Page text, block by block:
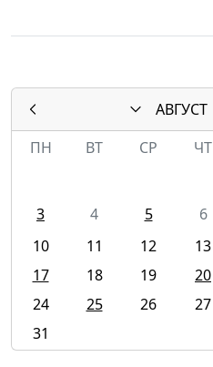
АВГУСТ
ПН
ВТ СР ЧТ
3
4 5 6
10
11 12 13
17
18 19 20
24
25 26 27
31